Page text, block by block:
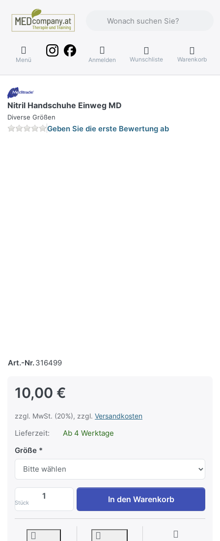
Menü Anmelden Wunschliste Warenkorb
Nitril Handschuhe Einweg MD
Diverse Größen
Geben Sie die erste Bewertung ab
Art.-Nr.316499
10,00 €
zzgl. MwSt. (20%), zzgl. Versandkosten
Lieferzeit:
Ab 4 Werktage
Größe
Stück
Nitril Handschuhe Einweg MD zu 10,00
In den Warenkorb